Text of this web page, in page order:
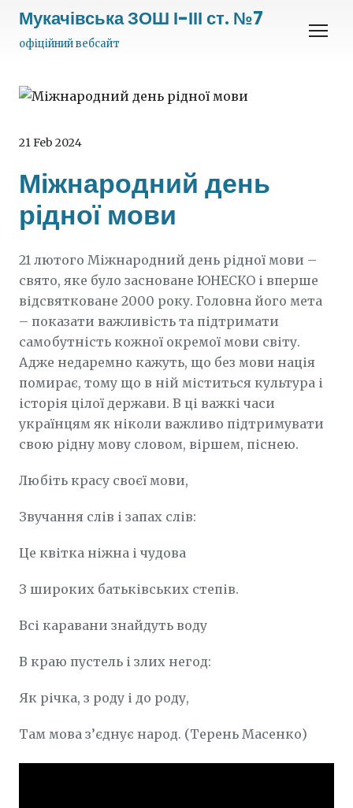
Мукачівська ЗОШ І-ІІІ ст. №7
офіційний вебсайт
21 Feb 2024
Міжнародний день
рідної мови
21 лютого Міжнародний день рідної мови –
свято, яке було засноване ЮНЕСКО і вперше
відсвятковане 2000 року. Головна його мета
– показати важливість та підтримати
самобутність кожної окремої мови світу.
Адже недаремно кажуть, що без мови нація
помирає, тому що в ній міститься культура і
історія цілої держави. В ці важкі часи
українцям як ніколи важливо підтримувати
свою рідну мову словом, віршем, піснею.
Любіть красу своєї мови,
Звучання слів і запах слів:
Це квітка ніжна і чудова
З широких батьківських степів.
Всі каравани знайдуть воду
В краю пустель і злих негод:
Як річка, з роду і до роду,
Там мова з’єднує народ. (Терень Масенко)